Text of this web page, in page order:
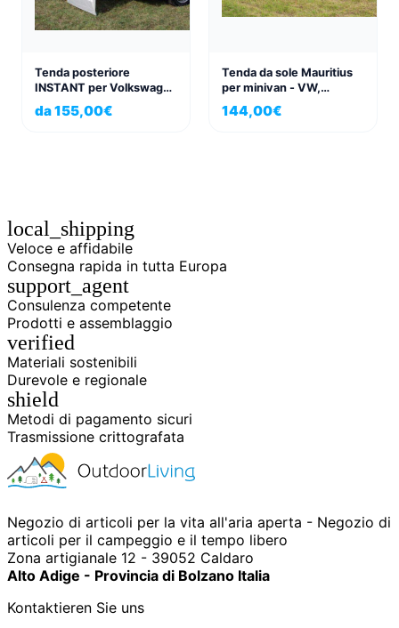
Tenda posteriore
INSTANT per Volkswagen
VW T5 e VW T6, T6.1
da155,00€
Tenda da sole Mauritius
per minivan - VW,
Mercedes, Peugeot, ...
144,00€
local_shipping
Veloce e affidabile
Consegna rapida in tutta Europa
support_agent
Consulenza competente
Prodotti e assemblaggio
verified
Materiali sostenibili
Durevole e regionale
shield
Metodi di pagamento sicuri
Trasmissione crittografata
Negozio di articoli per la vita all'aria aperta - Negozio di
articoli per il campeggio e il tempo libero
Zona artigianale 12 - 39052 Caldaro
Alto Adige - Provincia di Bolzano Italia
Kontaktieren Sie uns